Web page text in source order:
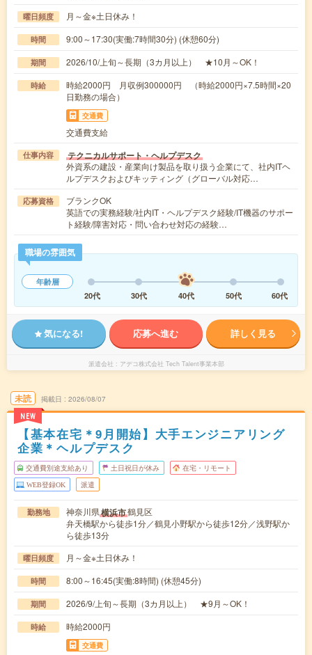
曜日頻度 月～金※土日休み！
時間 9:00～17:30(実働:7時間30分) (休憩60分)
期間 2026/10/上旬～長期（3カ月以上） ★10月～OK！
時給
時給2000円 月収例300000円 （時給2000円×7.5時間×20
日勤務の場合）
交通費
交通費支給
仕事内容 テクニカルサポート・ヘルプデスク
外資系の建設・産業向け製品を取り扱う企業にて、社内ITヘ
ルプデスクおよびキッティング（グローバル対応…
応募資格
ブランクOK
英語での実務経験/社内IT・ヘルプデスク経験/IT機器のサポー
ト経験/障害対応・問い合わせ対応の経験…
職場の雰囲気
年齢層
20代
30代 40代 50代 60代
気になる! 応募へ進む 詳しく見る
派遣会社 アデコ株式会社 Tech Talent事業本部
未読
NEW
掲載日 2026/08/07
【基本在宅＊9月開始】大手エンジニアリング
企業＊ヘルプデスク
交通費別途支給あり 土日祝日が休み 在宅・リモート
WEB登録OK 派遣
勤務地 神奈川県横浜市鶴見区
弁天橋駅から徒歩1分／鶴見小野駅から徒歩12分／浅野駅か
ら徒歩13分
曜日頻度 月～金※土日休み！
時間 8:00～16:45(実働:8時間) (休憩45分)
期間 2026/9/上旬～長期（3カ月以上） ★9月～OK！
時給 時給2000円
交通費